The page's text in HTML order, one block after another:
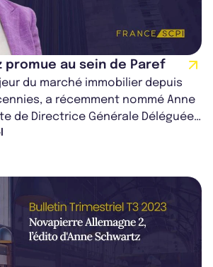
promue au sein de Paref
du marché immobilier depuis
a récemment nommé Anne
de Directrice Générale Déléguée.
un tournan...